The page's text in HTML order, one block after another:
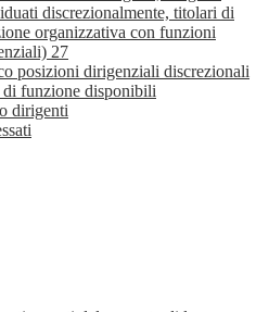
discrezionalmente, titolari di
organizzativa con funzioni
27
posizioni dirigenziali discrezionali
di funzione disponibili
dirigenti